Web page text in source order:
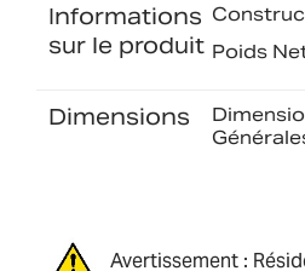
Informations
sur le produit Poids
Dimensions
Avertissement :